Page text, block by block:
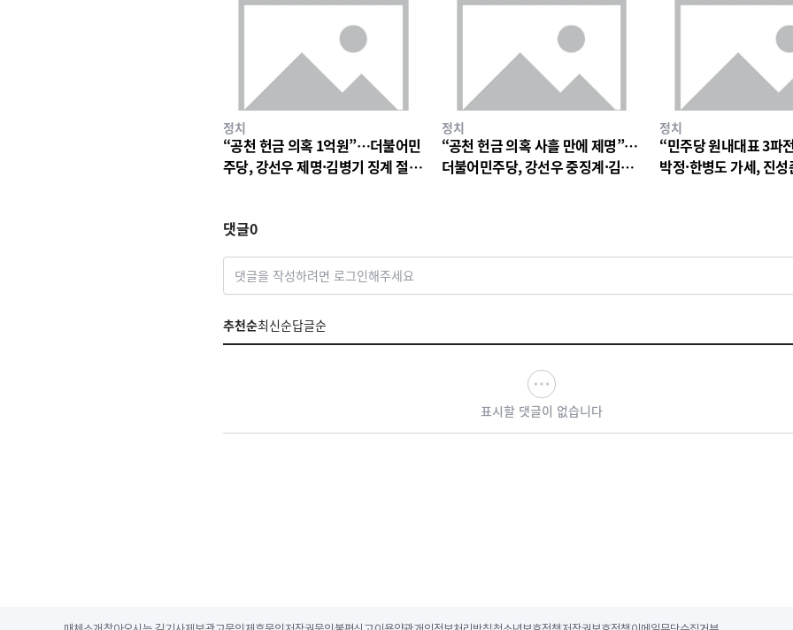
정치
“공천 헌금 의혹 1억원”…더불어민
주당, 강선우 제명·김병기 징계 절
정치
“공천 헌금 의혹 사흘 만에 제명”…
더불어민주당, 강선우 중징계·김병
정치
“민주당 원내대표 3파
박정·한병도 가세, 진
댓글0
댓글을 작성하려면 로그인해주세요
추천순최신순답글순
표시할 댓글이 없습니다